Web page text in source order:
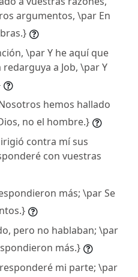
argumentos, \par En
\par Y he aquí que
a Job, \par Y
hemos hallado
no el hombre.}
contra mí sus
con vuestras
más; \par Se
pero no hablaban; \par
más.}
mi parte; \par